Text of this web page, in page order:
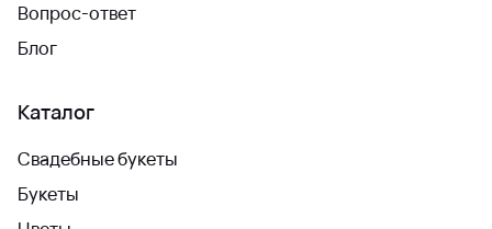
Вопрос-ответ
Блог
Каталог
Свадебные букеты
Букеты